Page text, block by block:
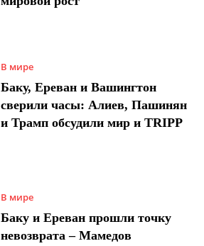
В мире
Баку, Ереван и Вашингтон
сверили часы: Алиев, Пашинян
и Трамп обсудили мир и TRIPP
В мире
Баку и Ереван прошли точку
невозврата – Мамедов